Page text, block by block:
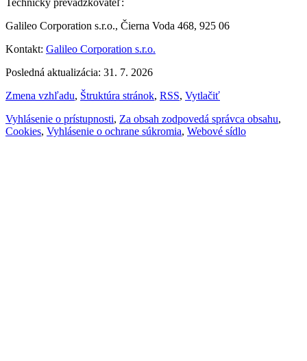
Galileo Corporation s.r.o., Čierna Voda 468, 925 06
Kontakt: Galileo Corporation s.r.o.
Posledná aktualizácia: 31. 7. 2026
Zmena vzhľadu, Štruktúra stránok, RSS, Vytlačiť
Vyhlásenie o prístupnosti, Za obsah zodpovedá správca obsahu,
Cookies, Vyhlásenie o ochrane súkromia, Webové sídlo